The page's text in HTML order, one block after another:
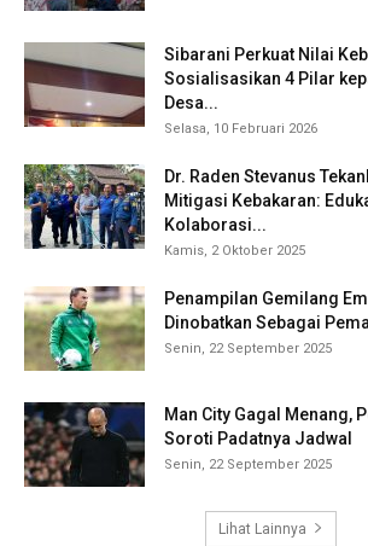
Sibarani Perkuat Nilai
Sosialisasikan 4 Pilar
Desa...
Selasa, 10 Februari 2026
Dr. Raden Stevanus
Mitigasi Kebakaran:
Kolaborasi...
Kamis, 2 Oktober 2025
Penampilan Gemilang
Dinobatkan Sebagai
Senin, 22 September 2025
Man City Gagal Menang,
Soroti Padatnya Jadwal
Senin, 22 September 2025
Lihat Lainnya